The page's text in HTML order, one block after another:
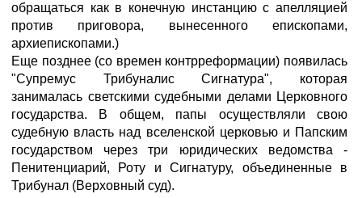
обращаться как в конечную инстанцию с апелляцией
против приговора, вынесенного епископами,
архиепископами.)
Еще позднее (со времен контрреформации) появилась
"Супремус Трибуналис Сигнатура", которая
занималась светскими судебными делами Церковного
государства. В общем, папы осуществляли свою
судебную власть над вселенской церковью и Папским
государством через три юридических ведомства -
Пенитенциарий, Роту и Сигнатуру, объединенные в
Трибунал (Верховный суд).